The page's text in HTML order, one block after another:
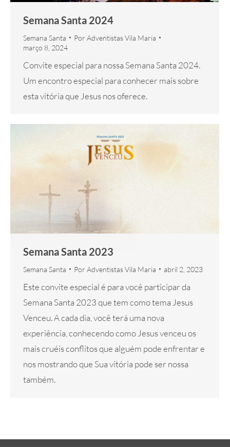
Semana Santa 2024
Semana Santa Por Adventistas Vila Maria
março 8, 2024
Convite especial para nossa Semana Santa 2024.
Um encontro especial para conhecer mais sobre
esta vitória que Jesus nos oferece.
Semana Santa 2023
Semana Santa Por Adventistas Vila Maria abril 2, 2023
Este convite especial é para você participar da
Semana Santa 2023 que tem como tema Jesus
Venceu. A cada dia, você terá uma nova
experiência, conhecendo como Jesus venceu os
mais cruéis conflitos que alguém pode enfrentar e
nos mostrando que Sua vitória pode ser nossa
também.